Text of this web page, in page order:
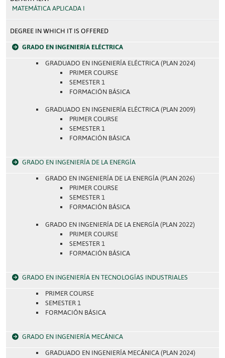
MATEMÁTICA APLICADA I
DEGREE IN WHICH IT IS OFFERED
GRADO EN INGENIERÍA ELÉCTRICA
GRADUADO EN INGENIERÍA ELÉCTRICA (PLAN 2024)
PRIMER COURSE
SEMESTER 1
FORMACIÓN BÁSICA
GRADUADO EN INGENIERÍA ELÉCTRICA (PLAN 2009)
PRIMER COURSE
SEMESTER 1
FORMACIÓN BÁSICA
GRADO EN INGENIERÍA DE LA ENERGÍA
GRADO EN INGENIERÍA DE LA ENERGÍA (PLAN 2026)
PRIMER COURSE
SEMESTER 1
FORMACIÓN BÁSICA
GRADO EN INGENIERÍA DE LA ENERGÍA (PLAN 2022)
PRIMER COURSE
SEMESTER 1
FORMACIÓN BÁSICA
GRADO EN INGENIERÍA EN TECNOLOGÍAS INDUSTRIALES
PRIMER COURSE
SEMESTER 1
FORMACIÓN BÁSICA
GRADO EN INGENIERÍA MECÁNICA
GRADUADO EN INGENIERÍA MECÁNICA (PLAN 2024)